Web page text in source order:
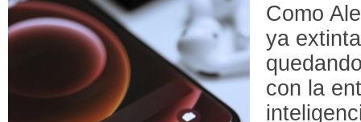
Como
ya
con la